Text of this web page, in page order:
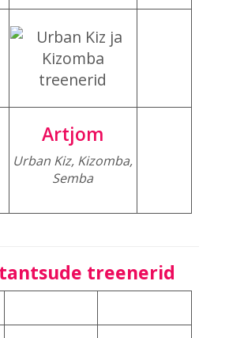
Artjom
Urban Kiz, Kizomba,
Semba
treenerid